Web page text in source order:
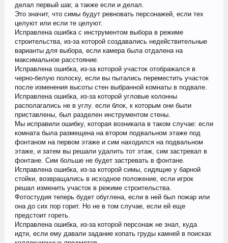
делал первый шаг, а также если и делал.
Это значит, что симы будут ревновать персонажей, если тех
целуют или если те целуют.
Исправлена ошибка с инструментом выбора в режиме
строительства, из-за которой создавались недействительные
варианты для выбора, если камера была отдалена на
максимальное расстояние.
Исправлена ошибка, из-за которой участок отображался в
черно-белую полоску, если вы пытались переместить участок
после изменения высоты стен выбранной комнаты в подвале.
Исправлена ошибка, из-за которой угловые колонны
располагались не в углу. если блок, к которым они были
приставлены, был разделен инструментом стены.
Мы исправили ошибку, которая возникала в таком случае: если
комната была размещена на втором подвальном этаже под
фонтаном на первом этаже и сим находился на подвальном
этаже, и затем вы решали удалить тот этаж, сим застревал в
фонтане. Сим больше не будет застревать в фонтане.
Исправлена ошибка, из-за которой симы, сидящие у барной
стойки, возвращались в исходное положение, если игрок
решал изменить участок в режиме строительства.
Фотостудия теперь будет обуглена, если в ней был пожар или
она до сих пор горит. Но не в том случае, если ей еще
предстоит гореть.
Исправлена ошибка, из-за которой персонаж не знал, куда
идти, если ему давали задание копать груды камней в поисках